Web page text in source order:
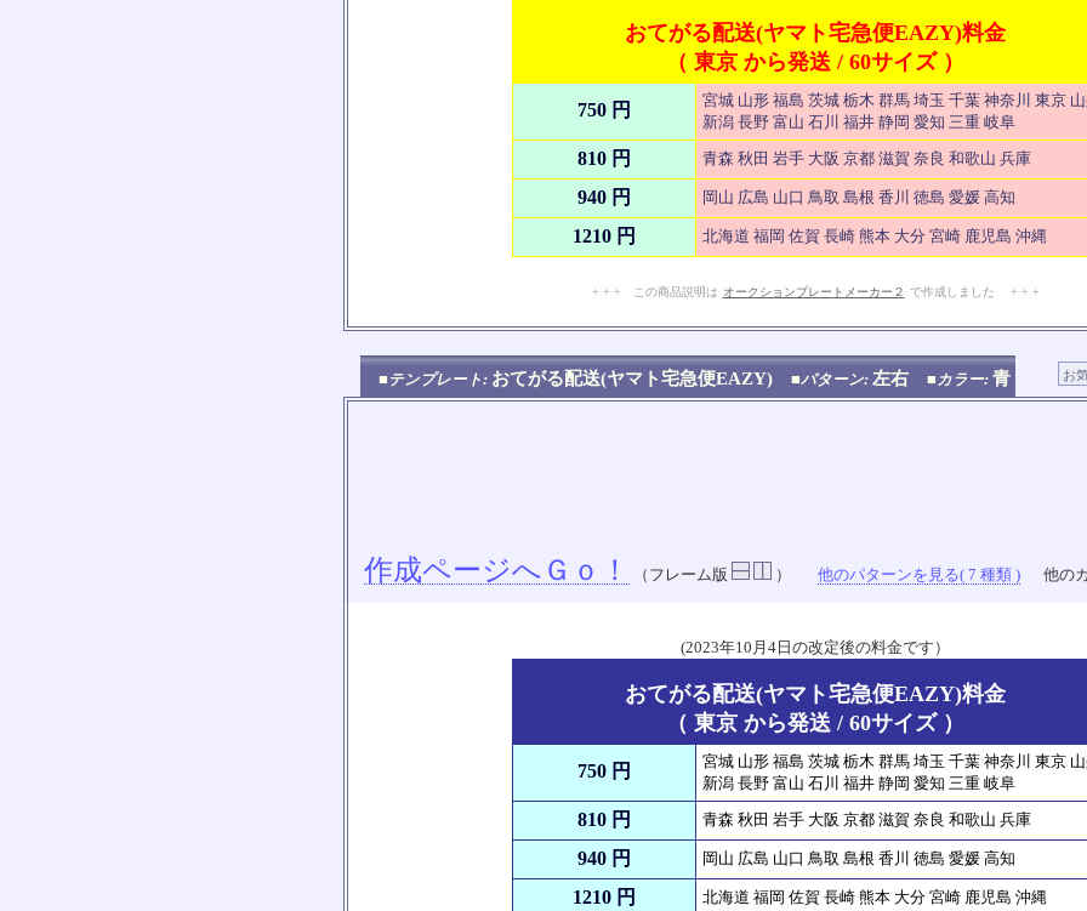
おてがる配送(ヤマト宅急便EAZY)料金
（ 東京 から発送 / 60サイズ ）
750 円
宮城 山形 福島 茨城 栃木 群馬 埼玉 千葉 神奈川 東京
新潟 長野 富山 石川 福井 静岡 愛知 三重 岐阜
810 円 青森 秋田 岩手 大阪 京都 滋賀 奈良 和歌山 兵庫
940 円 岡山 広島 山口 鳥取 島根 香川 徳島 愛媛 高知
1210 円 北海道 福岡 佐賀 長崎 熊本 大分 宮崎 鹿児島 沖縄
+ + + この商品説明は オークションプレートメーカー２ で作成しました + + +
■テンプレート: おてがる配送(ヤマト宅急便EAZY) ■パターン: 左右 ■カラー: 青
作成ページへＧｏ！ （フレーム版 ） 他のパターンを見る( 7 種類 ) 他の
(2023年10月4日の改定後の料金です）
おてがる配送(ヤマト宅急便EAZY)料金
（ 東京 から発送 / 60サイズ ）
750 円
宮城 山形 福島 茨城 栃木 群馬 埼玉 千葉 神奈川 東京
新潟 長野 富山 石川 福井 静岡 愛知 三重 岐阜
810 円 青森 秋田 岩手 大阪 京都 滋賀 奈良 和歌山 兵庫
940 円 岡山 広島 山口 鳥取 島根 香川 徳島 愛媛 高知
1210 円 北海道 福岡 佐賀 長崎 熊本 大分 宮崎 鹿児島 沖縄